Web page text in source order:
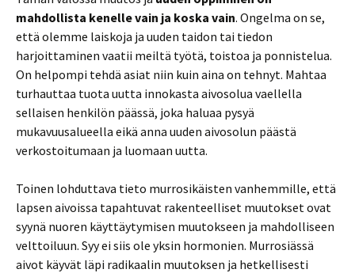
mahdollista kenelle vain ja koska vain. Ongelma on se,
että olemme laiskoja ja uuden taidon tai tiedon
harjoittaminen vaatii meiltä työtä, toistoa ja ponnistelua.
On helpompi tehdä asiat niin kuin aina on tehnyt. Mahtaa
turhauttaa tuota uutta innokasta aivosolua vaellella
sellaisen henkilön päässä, joka haluaa pysyä
mukavuusalueella eikä anna uuden aivosolun päästä
verkostoitumaan ja luomaan uutta.
Toinen lohduttava tieto murrosikäisten vanhemmille, että
lapsen aivoissa tapahtuvat rakenteelliset muutokset ovat
syynä nuoren käyttäytymisen muutokseen ja mahdolliseen
velttoiluun. Syy ei siis ole yksin hormonien. Murrosiässä
aivot käyvät läpi radikaalin muutoksen ja hetkellisesti